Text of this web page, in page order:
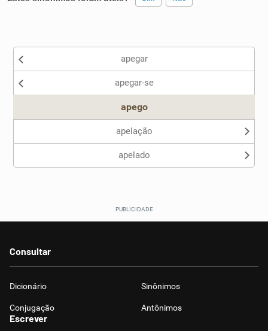
Nenhum dos sinônimos apresentados me ajudou
apegar
apegar-se
apego
apelação
apelado
Consultar
Dicionário Sinônimos
Conjugação Antônimos
Escrever